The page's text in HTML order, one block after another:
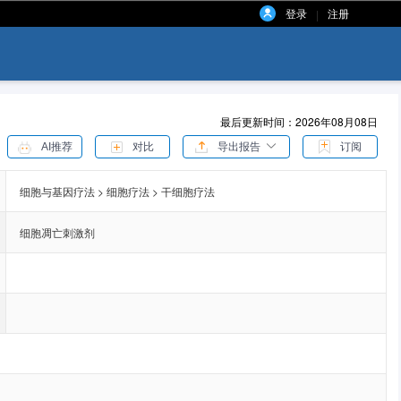
登录 | 注册
最后更新时间：2026年08月08日
AI推荐 对比 导出报告 订阅
细胞与基因疗法 > 细胞疗法 > 干细胞疗法
细胞凋亡刺激剂